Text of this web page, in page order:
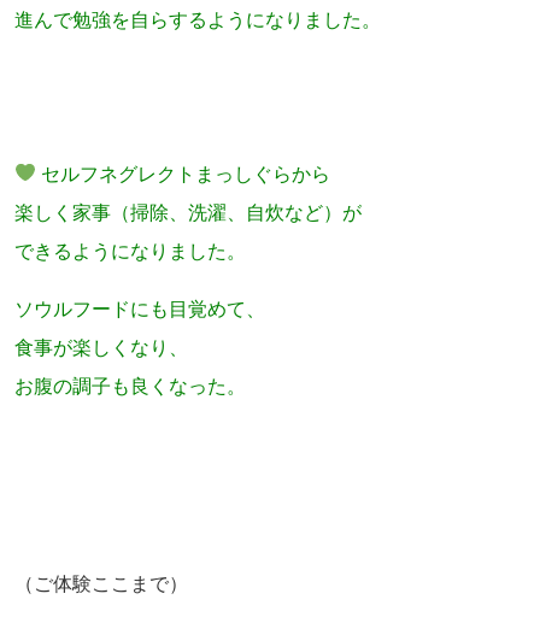
進んで勉強を自らするようになりました。
セルフネグレクトまっしぐらから
楽しく家事（掃除、洗濯、自炊など）が
できるようになりました。
ソウルフードにも目覚めて、
食事が楽しくなり、
お腹の調子も良くなった。
（ご体験ここまで）